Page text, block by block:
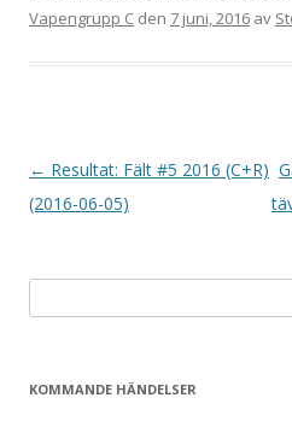
Vapengrupp C den 7 juni, 2016 av
I
n
← Resultat: Fält #5 2016 (C+R)
(2016-06-05)
efter:
KOMMANDE HÄNDELSER